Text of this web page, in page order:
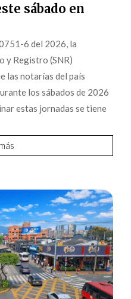
sábado en
6 del 2026, la
y Registro (SNR)
las notarías del país
los sábados de 2026
estas jornadas se tiene